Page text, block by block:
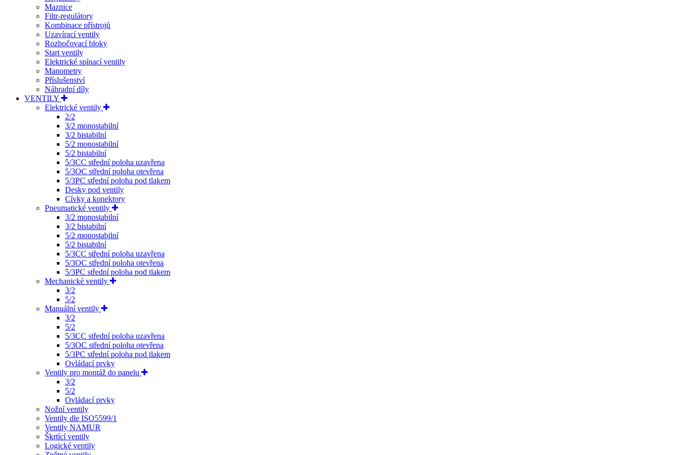
Maznice
Filtr-regulátory
Kombinace přístrojů
Uzavírací ventily
Rozbočovací bloky
Start ventily
Elektrické spínací ventily
Manometry
Příslušenství
Náhradní díly
VENTILY
Elektrické ventily
2/2
3/2 monostabilní
3/2 bistabilní
5/2 monostabilní
5/2 bistabilní
5/3CC střední poloha uzavřena
5/3OC střední poloha otevřena
5/3PC střední poloha pod tlakem
Desky pod ventily
Cívky a konektory
Pneumatické ventily
3/2 monostabilní
3/2 bistabilní
5/2 monostabilní
5/2 bistabilní
5/3CC střední poloha uzavřena
5/3OC střední poloha otevřena
5/3PC střední poloha pod tlakem
Mechanické ventily
3/2
5/2
Manuální ventily
3/2
5/2
5/3CC střední poloha uzavřena
5/3OC střední poloha otevřena
5/3PC střední poloha pod tlakem
Ovládací prvky
Ventily pro montáž do panelu
3/2
5/2
Ovládací prvky
Nožní ventily
Ventily dle ISO5599/1
Ventily NAMUR
Škrtící ventily
Logické ventily